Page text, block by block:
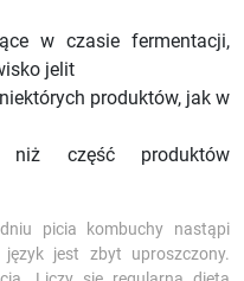
w czasie fermentacji,
jelit
produktów, jak w
część produktów
picia kombuchy nastąpi
jest zbyt uproszczony.